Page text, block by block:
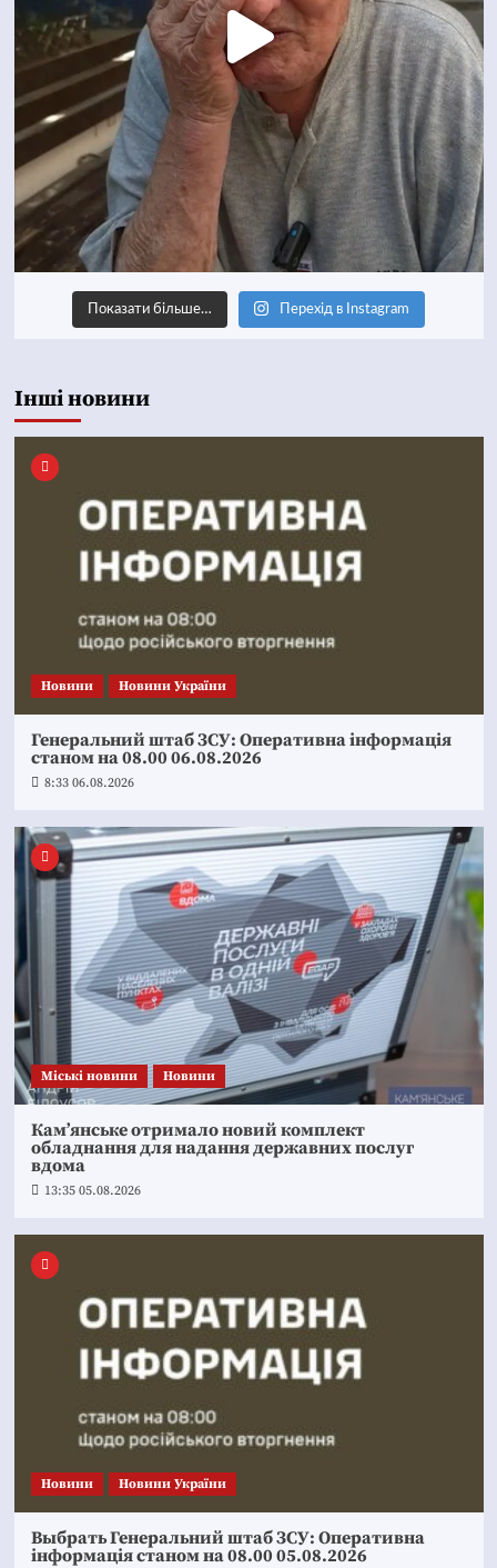
Показати більше… Перехід в Instagram
Інші новини
Новини Новини України
Генеральний штаб ЗСУ: Оперативна інформація
станом на 08.00 06.08.2026
8:33 06.08.2026
Mіські новини Новини
Кам’янське отримало новий комплект
обладнання для надання державних послуг
вдома
13:35 05.08.2026
Новини Новини України
Выбрать Генеральний штаб ЗСУ: Оперативна
інформація станом на 08.00 05.08.2026